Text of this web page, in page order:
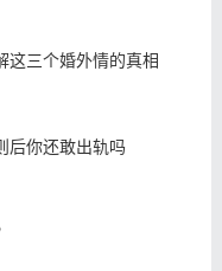
这三个婚外情的真相
后你还敢出轨吗